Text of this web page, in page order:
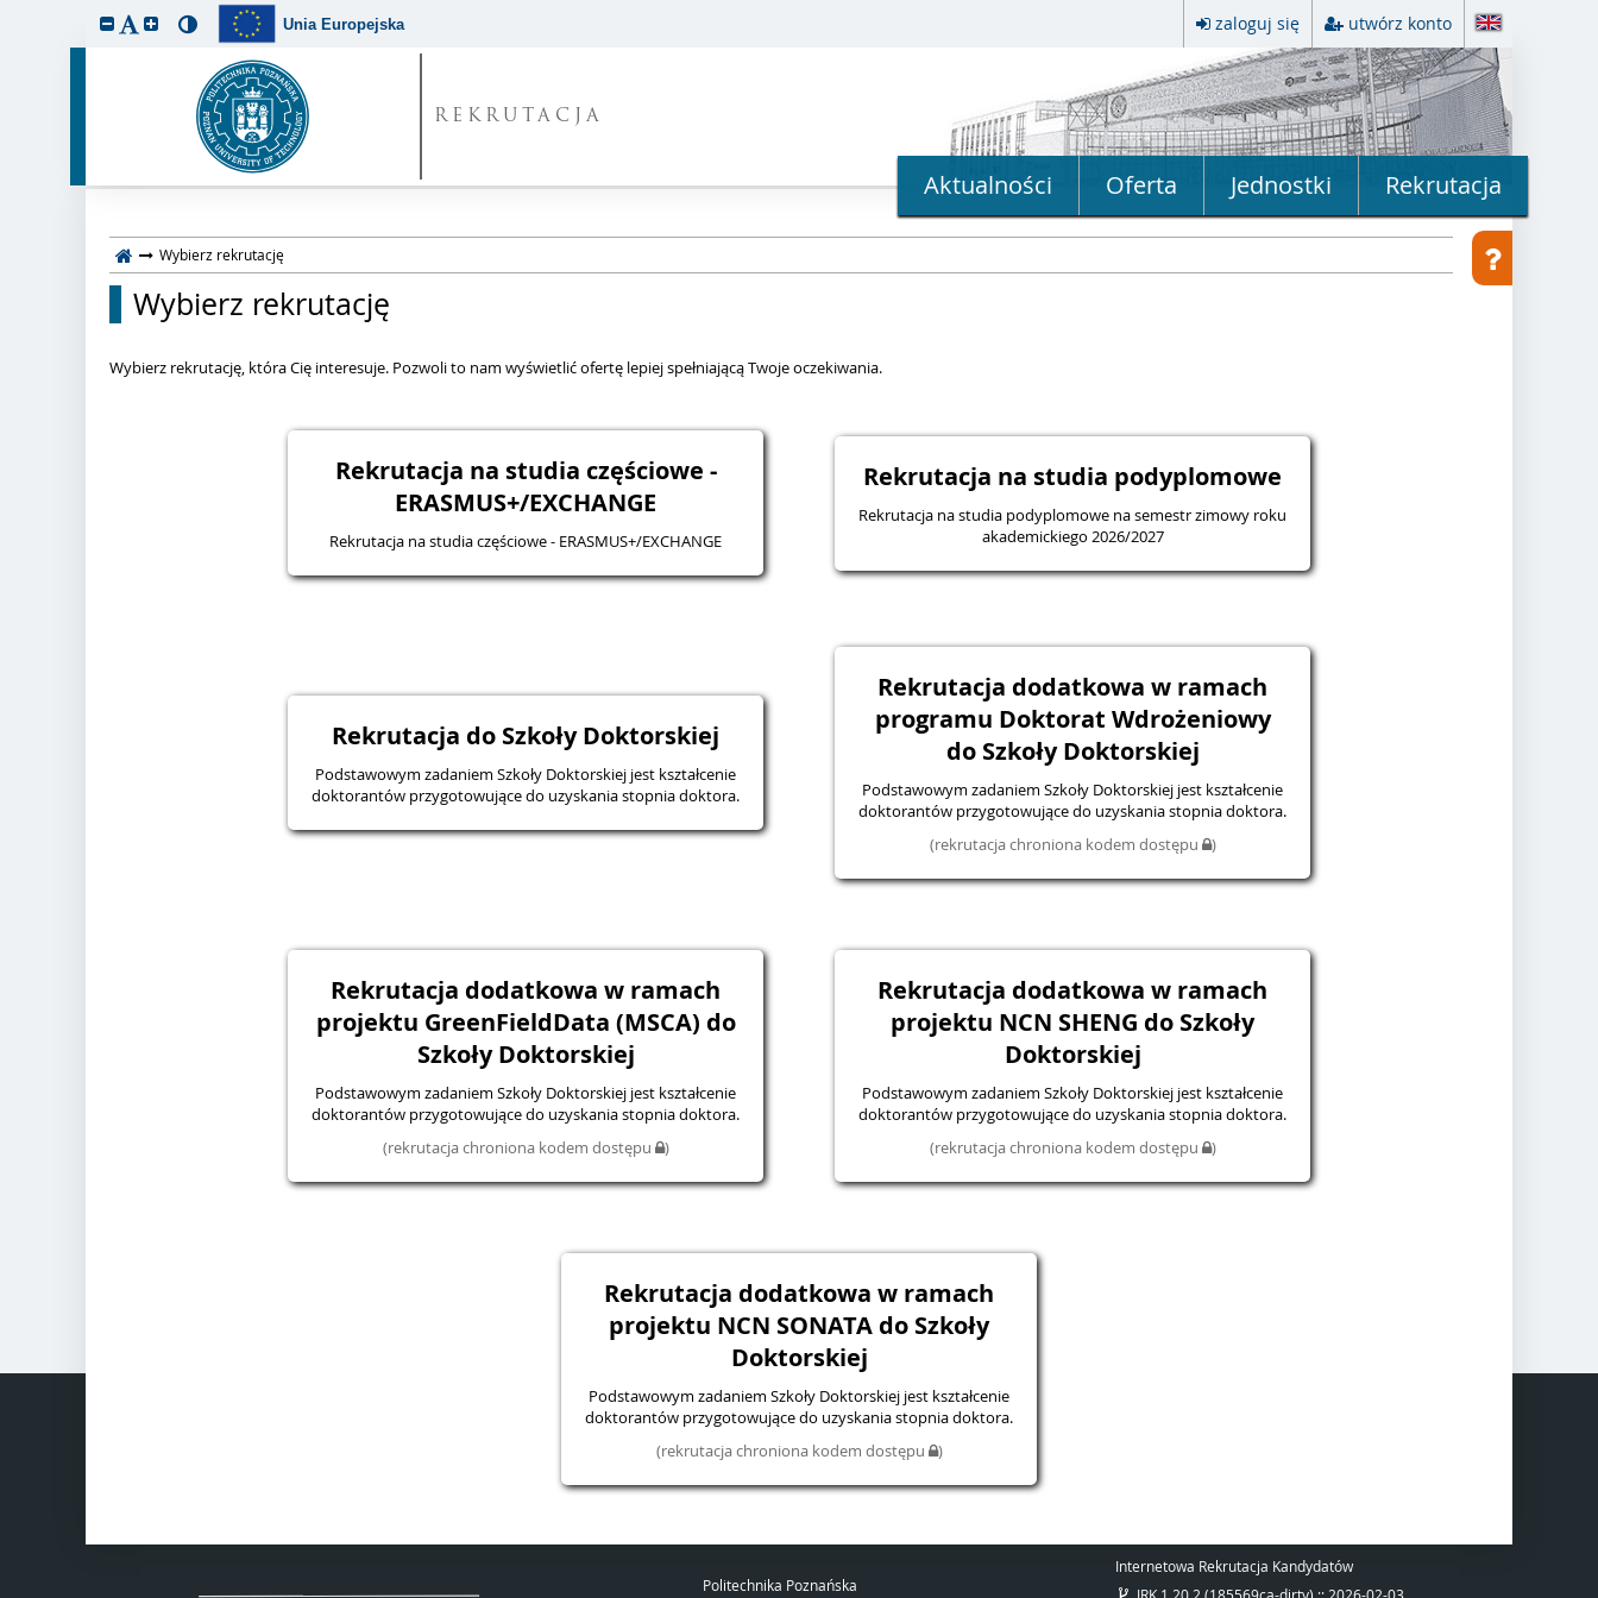
Unia Europejska zaloguj się utwórz konto
REKRUTACJA
Aktualności Oferta Jednostki Rekrutacja
Wybierz rekrutację
Wybierz rekrutację
Wybierz rekrutację, która Cię interesuje. Pozwoli to nam wyświetlić ofertę lepiej spełniającą Twoje oczekiwania.
Rekrutacja na studia częściowe -
ERASMUS+/EXCHANGE
Rekrutacja na studia częściowe - ERASMUS+/EXCHANGE
Rekrutacja na studia podyplomowe
Rekrutacja na studia podyplomowe na semestr zimowy roku
akademickiego 2026/2027
Rekrutacja do Szkoły Doktorskiej
Podstawowym zadaniem Szkoły Doktorskiej jest kształcenie
doktorantów przygotowujące do uzyskania stopnia doktora.
Rekrutacja dodatkowa w ramach
programu Doktorat Wdrożeniowy
do Szkoły Doktorskiej
Podstawowym zadaniem Szkoły Doktorskiej jest kształcenie
doktorantów przygotowujące do uzyskania stopnia doktora.
(rekrutacja chroniona kodem dostępu
)
Rekrutacja dodatkowa w ramach
projektu GreenFieldData (MSCA) do
Szkoły Doktorskiej
Podstawowym zadaniem Szkoły Doktorskiej jest kształcenie
doktorantów przygotowujące do uzyskania stopnia doktora.
(rekrutacja chroniona kodem dostępu
)
Rekrutacja dodatkowa w ramach
projektu NCN SHENG do Szkoły
Doktorskiej
Podstawowym zadaniem Szkoły Doktorskiej jest kształcenie
doktorantów przygotowujące do uzyskania stopnia doktora.
(rekrutacja chroniona kodem dostępu
)
Rekrutacja dodatkowa w ramach
projektu NCN SONATA do Szkoły
Doktorskiej
Podstawowym zadaniem Szkoły Doktorskiej jest kształcenie
doktorantów przygotowujące do uzyskania stopnia doktora.
(rekrutacja chroniona kodem dostępu
)
Politechnika Poznańska
Internetowa Rekrutacja Kandydatów